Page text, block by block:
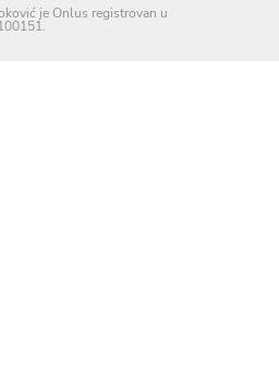
je Onlus registrovan u